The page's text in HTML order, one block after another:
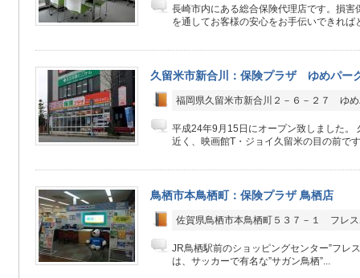
長崎市内にある総合保険代理店です。損害
を通してお客様の安心をお手伝いできれば
久留米市新合川：保険プラザ ゆめパー
福岡県久留米市新合川２－６－２７ ゆ
平成24年9月15日にオープン致しました。
近く、映画館T・ジョイ久留米の目の前で
鳥栖市本鳥栖町：保険プラザ 鳥栖店
佐賀県鳥栖市本鳥栖町５３７－１ フレ
JR鳥栖駅前のショッピングセンター”フレ
は、サッカーで有名な”サガン鳥栖”...